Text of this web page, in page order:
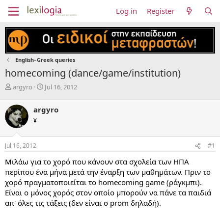
Log in Register
English–Greek queries
homecoming (dance/game/institution)
T
r
e
a
d
s
t
r
t
e
r
argyro
S
r
a
Jul 16, 2012
argyro
¥
Jul 16, 2012 #1
Μιλάω για το χορό που κάνουν στα σχολεία των ΗΠΑ
περίπου ένα μήνα μετά την έναρξη των μαθημάτων. Πριν το
χορό πραγματοποιείται το homecoming game (ράγκμπι).
Είναι ο μόνος χορός στον οποίο μπορούν να πάνε τα παιδιά
απ' όλες τις τάξεις (δεν είναι ο prom δηλαδή).